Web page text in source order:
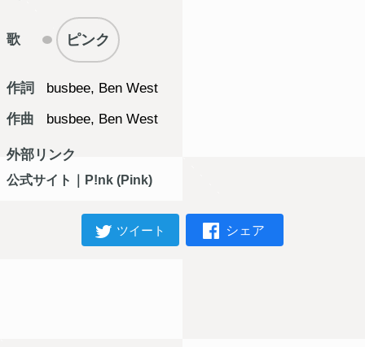
歌 ピンク
作詞
busbee, Ben West
作曲
busbee, Ben West
外部リンク
公式サイト｜P!nk (Pink)
ツイート シェア